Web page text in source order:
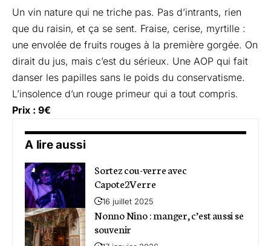
Un vin nature qui ne triche pas. Pas d’intrants, rien
que du raisin, et ça se sent. Fraise, cerise, myrtille :
une envolée de fruits rouges à la première gorgée. On
dirait du jus, mais c’est du sérieux. Une AOP qui fait
danser les papilles sans le poids du conservatisme.
L’insolence d’un rouge primeur qui a tout compris.
Prix : 9€
A lire aussi
Sortez cou-verre avec
Capote2Verre
16 juillet 2025
Nonno Nino : manger, c’est aussi se
souvenir